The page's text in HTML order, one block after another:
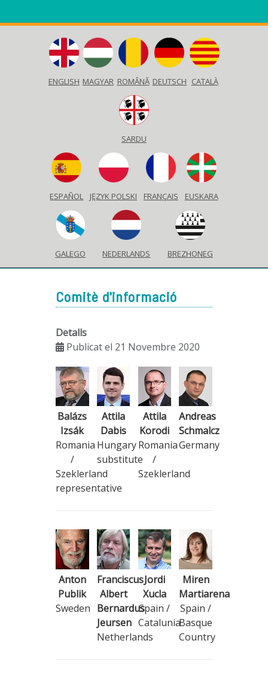
ENGLISH MAGYAR ROMÂNĂ DEUTSCH CATALÀ
SARDU
ESPAÑOL JĘZYK POLSKI FRANÇAIS EUSKARA
GALEGO NEDERLANDS BREZHONEG
Comitè d'informació
Detalls
Publicat el 21 Novembre 2020
Balázs
Izsák
Romania
/
Szeklerland
representative
Attila
Dabis
Hungary
substitute
Attila
Korodi
Romania
/
Szeklerland
Andreas
Schmalcz
Germany
Anton
Publik
Sweden
Franciscus
Albert
Bernardus
Jeursen
Netherlands
Jordi
Xucla
Spain /
Catalunia
Miren
Martiarena
Spain /
Basque
Country